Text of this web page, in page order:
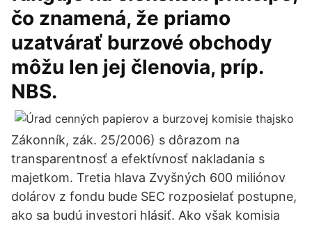
čo znamená, že priamo
uzatvárať burzové obchody
môžu len jej členovia, príp.
NBS.
Zákonník, zák. 25/2006) s dôrazom na
transparentnosť a efektívnosť nakladania s
majetkom. Tretia hlava Zvyšných 600 miliónov
dolárov z fondu bude SEC rozposielať postupne,
ako sa budú investori hlásiť. Ako však komisia